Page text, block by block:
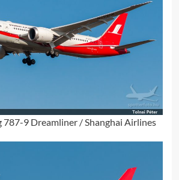
787-9 Dreamliner / Shanghai Airlines